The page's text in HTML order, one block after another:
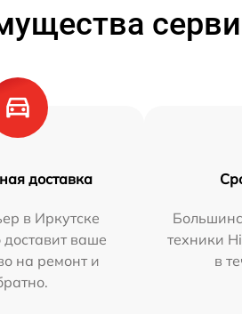
доставка
в Иркутске
доставит ваше
на ремонт и
техники
в